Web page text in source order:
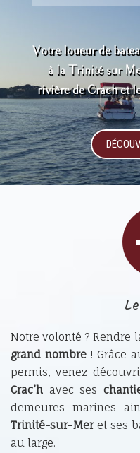
Votre loueur de
à la Trinité sur
rivière de Crach et
Notre volonté ? Rendre
grand nombre ! Grâce
permis, venez
Crac’h avec ses
demeures marines
Trinité-sur-Meret ses
au large.